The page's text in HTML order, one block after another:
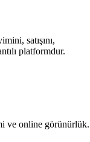
zekâ destekli
indirin.
satışını,
platformdur.
ve online görünürlük.